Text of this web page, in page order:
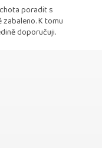
poradit s
K tomu
doporučuji.